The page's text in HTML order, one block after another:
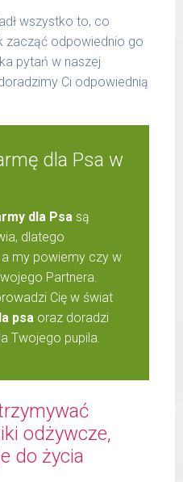
wszystko to, co
zacząć odpowiednio go
pytań w naszej
Ci odpowiednią
dla Psa w
dla Psa są
dlatego
my powiemy czy w
Partnera.
Cię w świat
psa oraz doradzi
Twojego pupila.
odżywcze,
do życia